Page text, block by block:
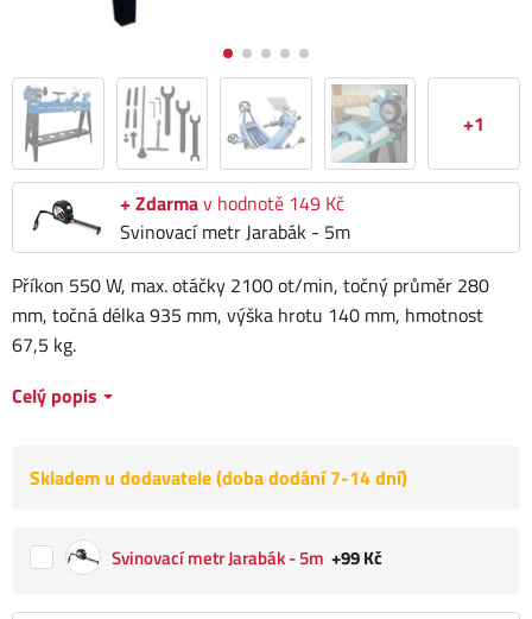
+1
+ Zdarmav hodnotě 149 Kč
Svinovací metr Jarabák - 5m
Příkon 550 W, max. otáčky 2100 ot/min, točný průměr 280
mm, točná délka 935 mm, výška hrotu 140 mm, hmotnost
67,5 kg.
Celý popis
Skladem u dodavatele (doba dodání 7-14 dní)
Svinovací metr Jarabák - 5m +99 Kč